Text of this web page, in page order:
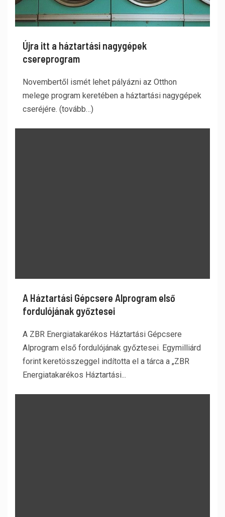
Újra itt a háztartási nagygépek
csereprogram
Novembertől ismét lehet pályázni az Otthon
melege program keretében a háztartási nagygépek
cseréjére. (tovább…)
A Háztartási Gépcsere Alprogram első
fordulójának győztesei
A ZBR Energiatakarékos Háztartási Gépcsere
Alprogram első fordulójának győztesei. Egymilliárd
forint keretösszeggel indította el a tárca a „ZBR
Energiatakarékos Háztartási...